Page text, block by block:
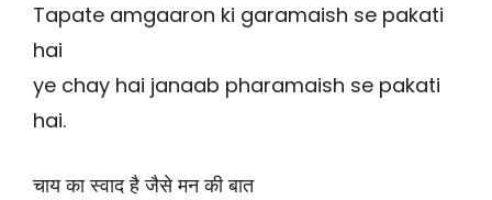
Tapate amgaaron ki garamaish se pakati
hai
ye chay hai janaab pharamaish se pakati
hai.
चाय का स्वाद है जैसे मन की बात